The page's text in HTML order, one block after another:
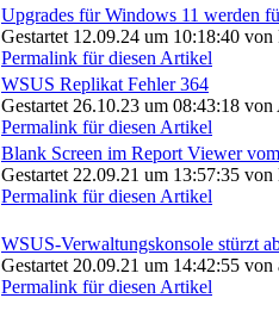
Upgrades für Windows 11 werden
Gestartet 12.09.24 um 10:18:40 von
Permalink für diesen Artikel
WSUS Replikat Fehler 364
Gestartet 26.10.23 um 08:43:18
Permalink für diesen Artikel
Blank Screen im Report Viewer
Gestartet 22.09.21 um 13:57:35 von
Permalink für diesen Artikel
WSUS-Verwaltungskonsole stürzt
Gestartet 20.09.21 um 14:42:55 von
Permalink für diesen Artikel